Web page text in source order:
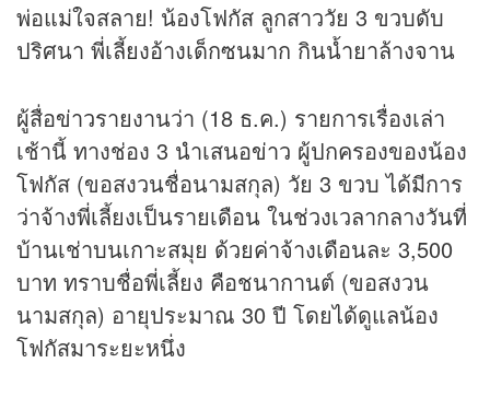
พ่อแม่ใจสลาย! น้องโฟกัส ลูกสาววัย 3 ขวบดับ
ปริศนา พี่เลี้ยงอ้างเด็กซนมาก กินน้ำยาล้างจาน
ผู้สื่อข่าวรายงานว่า (18 ธ.ค.) รายการเรื่องเล่า
เช้านี้ ทางช่อง 3 นำเสนอข่าว ผู้ปกครองของน้อง
โฟกัส (ขอสงวนชื่อนามสกุล) วัย 3 ขวบ ได้มีการ
ว่าจ้างพี่เลี้ยงเป็นรายเดือน ในช่วงเวลากลางวันที่
บ้านเช่าบนเกาะสมุย ด้วยค่าจ้างเดือนละ 3,500
บาท ทราบชื่อพี่เลี้ยง คือชนากานต์ (ขอสงวน
นามสกุล) อายุประมาณ 30 ปี โดยได้ดูแลน้อง
โฟกัสมาระยะหนึ่ง